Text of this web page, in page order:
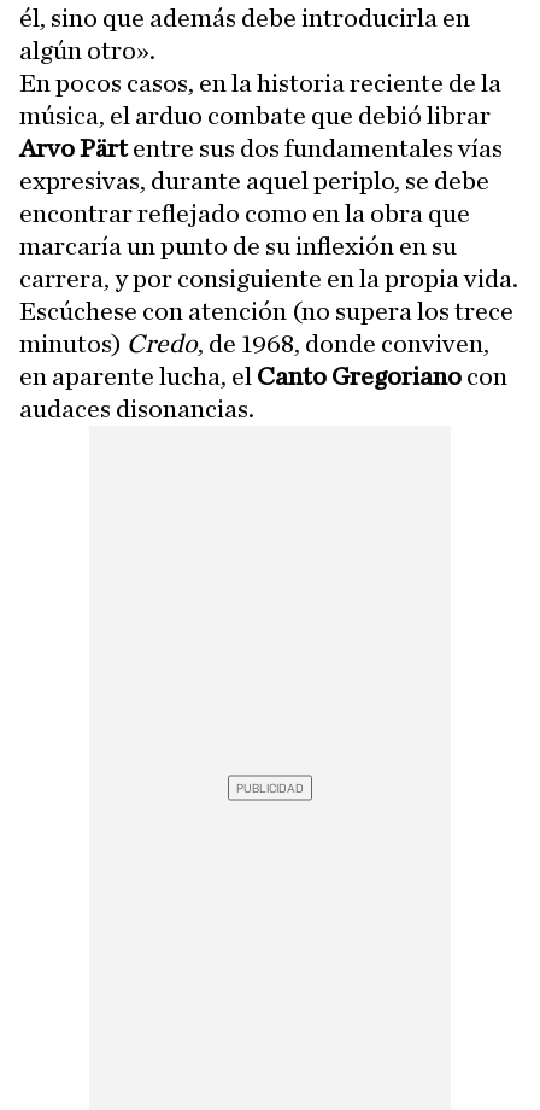
él, sino que además debe introducirla en
algún otro».
En pocos casos, en la historia reciente de la
música, el arduo combate que debió librar
Arvo Pärtentre sus dos fundamentales vías
expresivas, durante aquel periplo, se debe
encontrar reflejado como en la obra que
marcaría un punto de su inflexión en su
carrera, y por consiguiente en la propia vida.
Escúchese con atención (no supera los trece
minutos) Credo, de 1968, donde conviven,
en aparente lucha, el Canto Gregoriano con
audaces disonancias.